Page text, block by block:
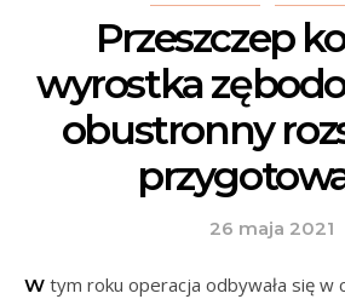
Przeszczep
wyrostka
obustronny
26 maja 2021
W tym roku operacja odbywała się w czasie pandemii. Czy